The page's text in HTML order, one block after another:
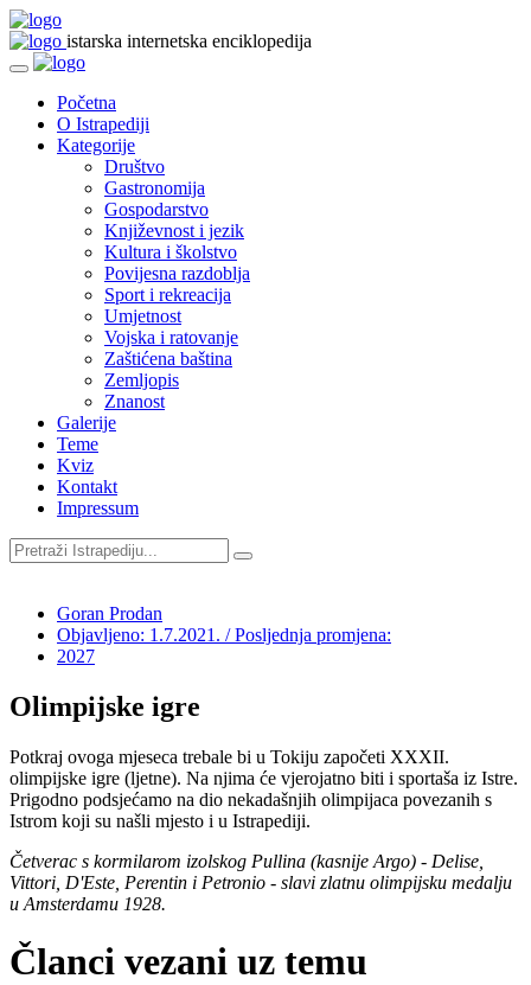
istarska internetska enciklopedija
Početna
O Istrapediji
Kategorije
Društvo
Gastronomija
Gospodarstvo
Književnost i jezik
Kultura i školstvo
Povijesna razdoblja
Sport i rekreacija
Umjetnost
Vojska i ratovanje
Zaštićena baština
Zemljopis
Znanost
Galerije
Teme
Kviz
Kontakt
Impressum
Goran Prodan
Objavljeno: 1.7.2021. / Posljednja promjena:
2027
Olimpijske igre
Potkraj ovoga mjeseca trebale bi u Tokiju započeti XXXII.
olimpijske igre (ljetne). Na njima će vjerojatno biti i sportaša iz Istre.
Prigodno podsjećamo na dio nekadašnjih olimpijaca povezanih s
Istrom koji su našli mjesto i u Istrapediji.
Četverac s kormilarom izolskog Pullina (kasnije Argo) - Delise,
Vittori, D'Este, Perentin i Petronio - slavi zlatnu olimpijsku medalju
u Amsterdamu 1928.
Članci vezani uz temu